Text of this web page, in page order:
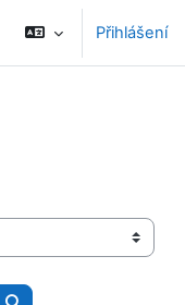
Přihlášení